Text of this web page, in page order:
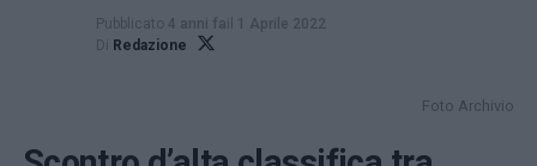
Pubblicato 4 anni fail 1 Aprile 2022
Di Redazione
Foto Archivio